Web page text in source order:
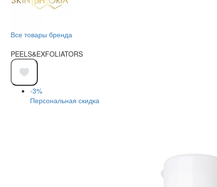
Все товары бренда
PEELS&EXFOLIATORS
-3%
Персональная скидка